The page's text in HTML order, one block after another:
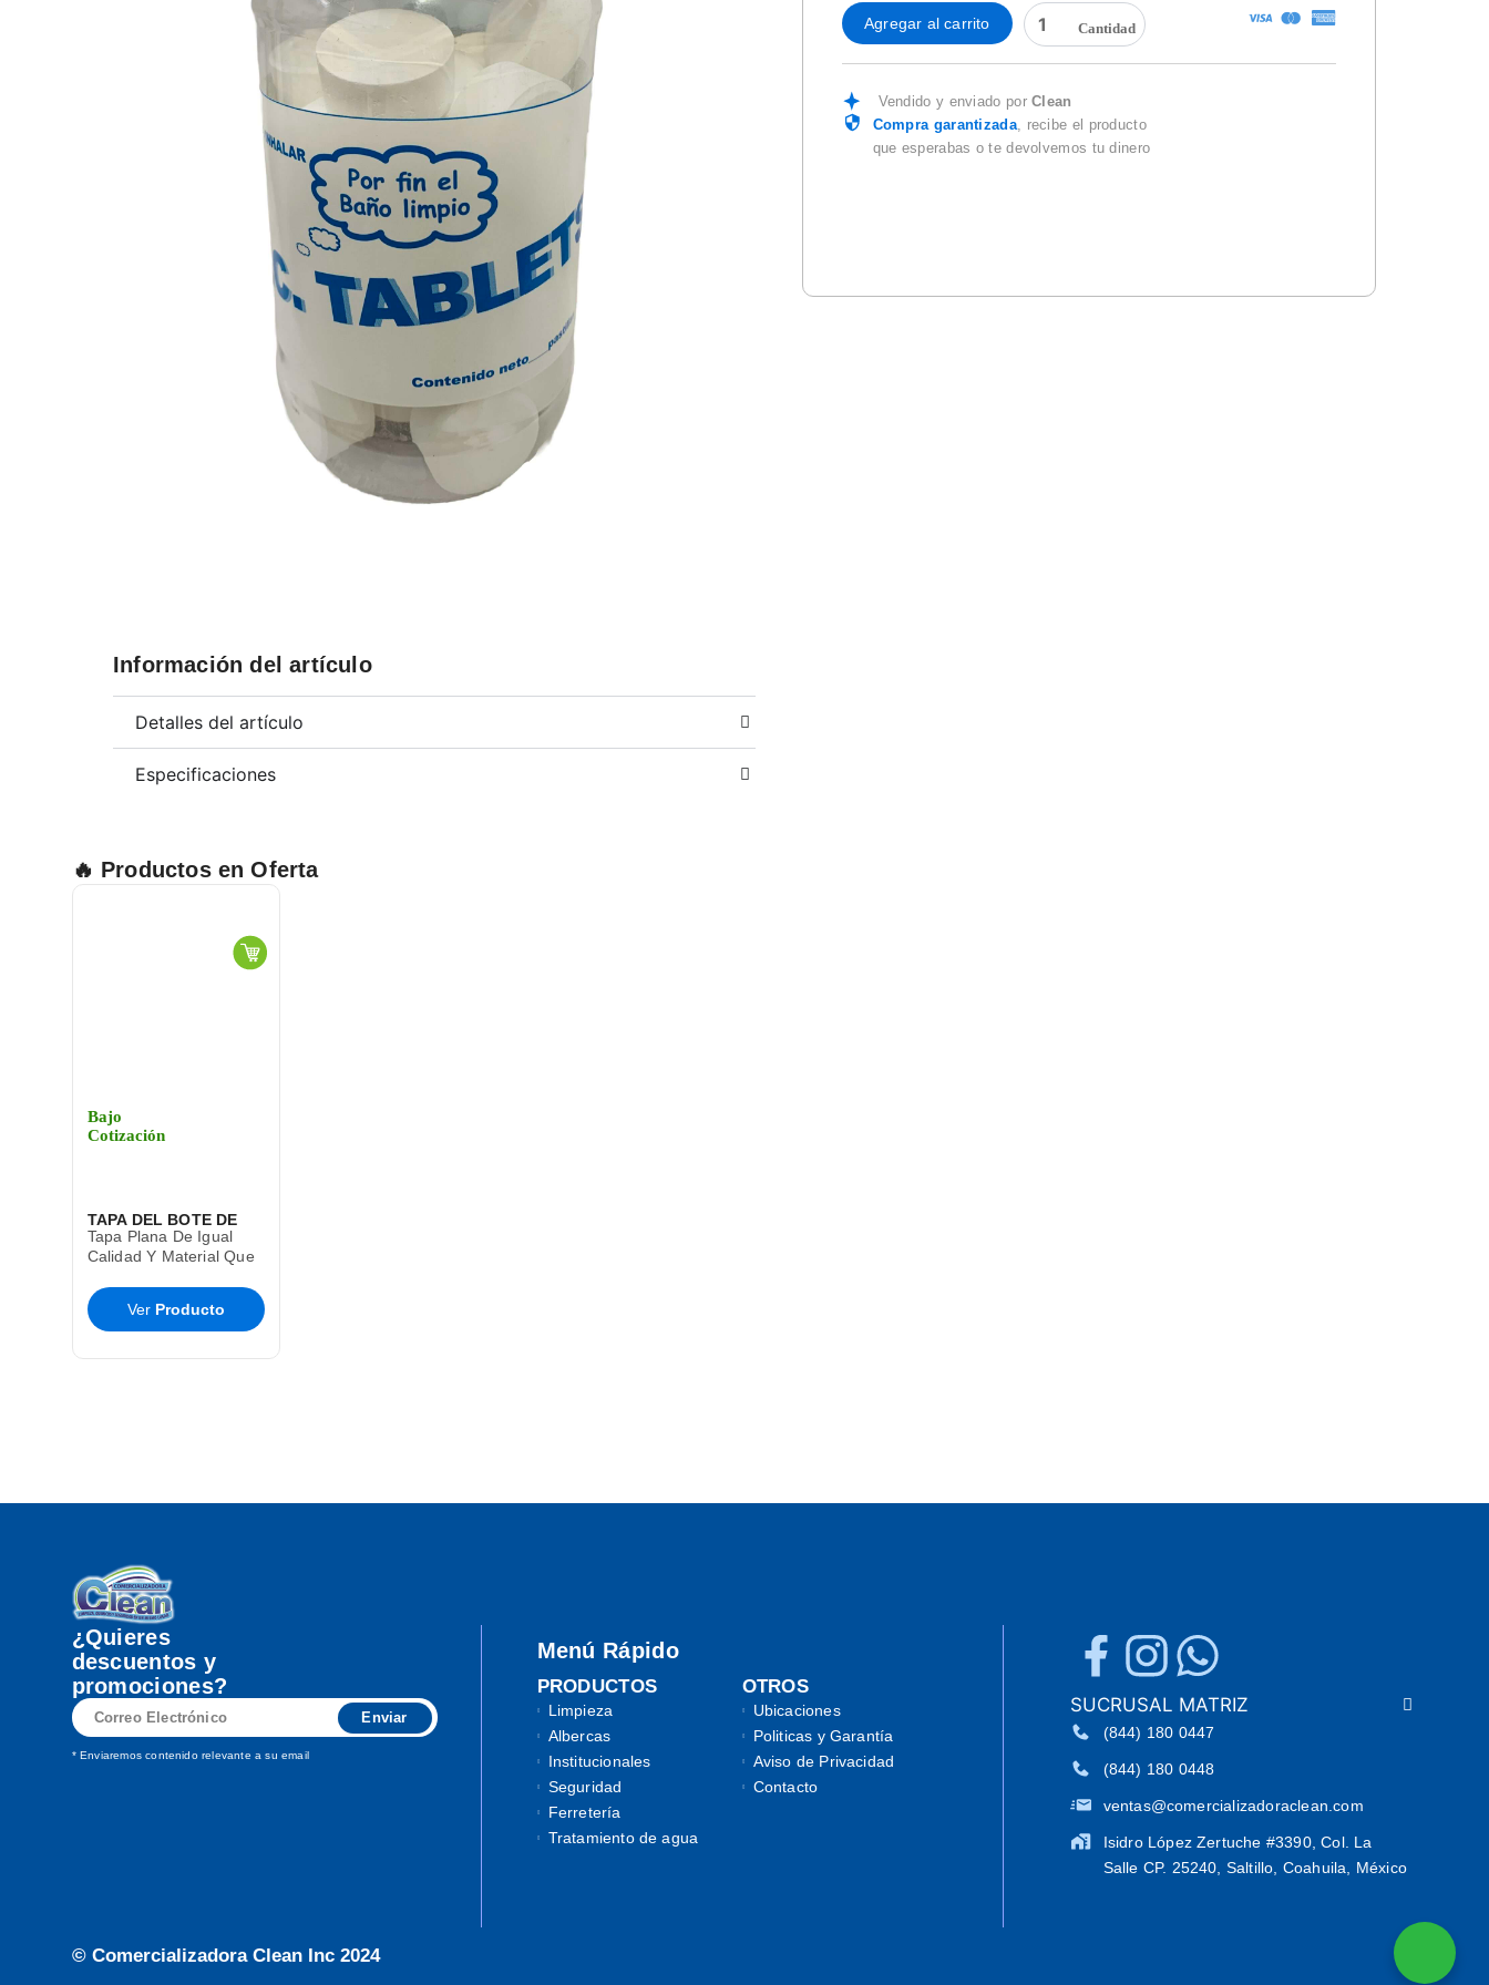
Información del artículo
Detalles del artículo
Especificaciones
WC
TABLETS
CLORO
40PZAS.
cantidad
Agregar al carrito
Vendido y enviado porClean
Compra garantizada, recibe el producto
que esperabas o te devolvemos tu dinero
🔥 Productos en Oferta
Bajo
Cotización
TAPA DEL BOTE DE
BASURA CESTO TOFF
Tapa Plana De Igual
Calidad Y Material Que
T9285
Ver Producto
¿Quieres
descuentos y
promociones?
Correo
Electrónico
Enviar
* Enviaremos contenido relevante a su email
Menú Rápido
PRODUCTOS
Limpieza
Albercas
Institucionales
Seguridad
Ferretería
Tratamiento de agua
OTROS
Ubicaciones
Politicas y Garantía
Aviso de Privacidad
Contacto
SUCRUSAL MATRIZ
(844) 180 0447
(844) 180 0448
ventas@comercializadoraclean.com
Isidro López Zertuche #3390, Col. La
Salle CP. 25240, Saltillo, Coahuila, México
© Comercializadora Clean Inc 2024